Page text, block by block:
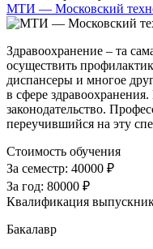
МТИ — Московский
Здравоохранение – та
осуществить
диспансеры и многое
в сфере
законодательство.
переучившийся на эту
Стоимость обучения
За семестр: 40000 ₽
За год: 80000 ₽
Квалификация
Бакалавр